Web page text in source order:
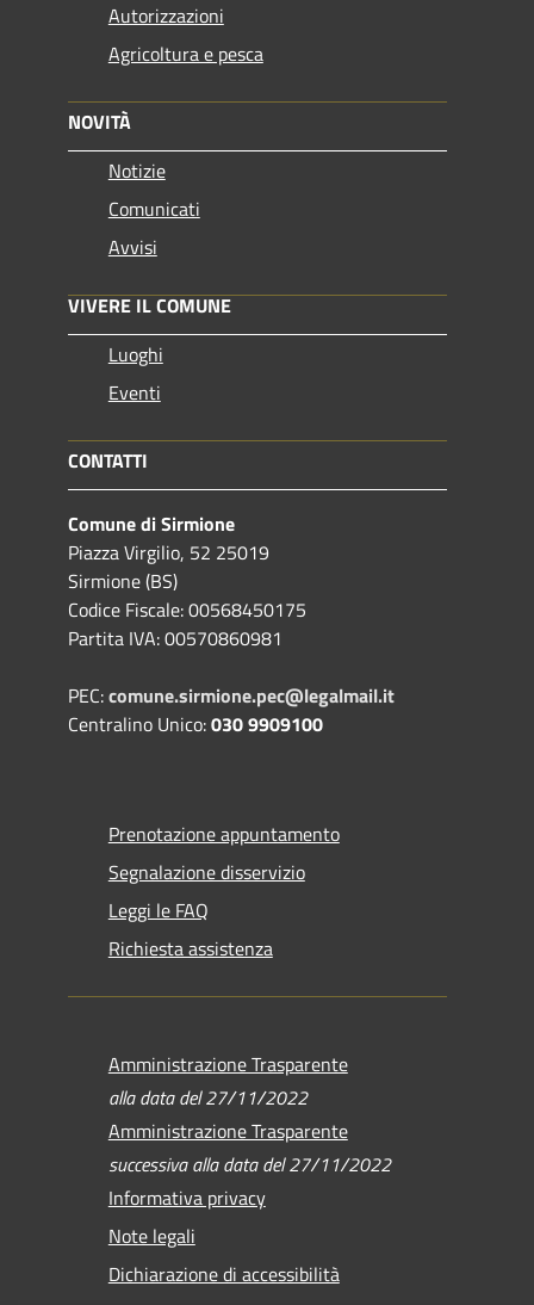
Autorizzazioni
Agricoltura e pesca
NOVITÀ
Notizie
Comunicati
Avvisi
VIVERE IL COMUNE
Luoghi
Eventi
CONTATTI
Comune di Sirmione
Piazza Virgilio, 52 25019
Sirmione (BS)
Codice Fiscale: 00568450175
Partita IVA: 00570860981
PEC:comune.sirmione.pec@legalmail.it
Centralino Unico:030 9909100
Prenotazione appuntamento
Segnalazione disservizio
Leggi le FAQ
Richiesta assistenza
Amministrazione Trasparente
alla data del 27/11/2022
Amministrazione Trasparente
successiva alla data del 27/11/2022
Informativa privacy
Note legali
Dichiarazione di accessibilità